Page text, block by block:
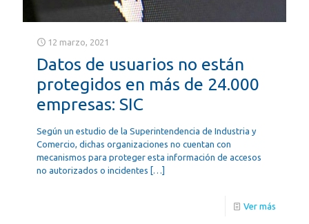
12 marzo, 2021
Datos de usuarios no están
protegidos en más de 24.000
empresas: SIC
Según un estudio de la Superintendencia de Industria y
Comercio, dichas organizaciones no cuentan con
mecanismos para proteger esta información de accesos
no autorizados o incidentes […]
Ver más